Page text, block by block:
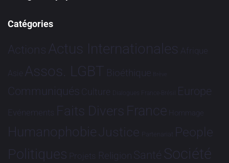
Catégories
Actions Actus Internationales Afrique
Asie Assos. LGBT Bioéthique Brève
Communiqués Culture Dialogues France-Brésil Europe
Evénements Faits Divers France Hommage
HumanophobieJustice Partenariat People
Politiques Projets Religion Santé Société